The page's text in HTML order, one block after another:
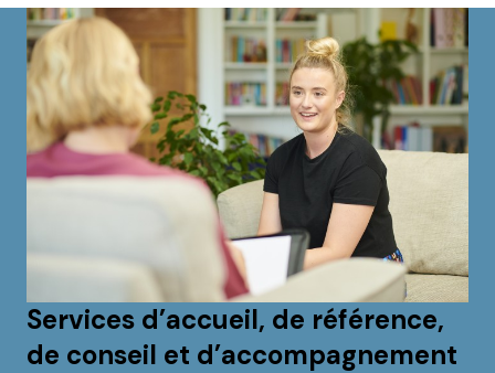
Services d’accueil, de référence,
de conseil et d’accompagnement